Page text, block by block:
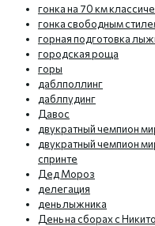
гонка на 70 км
гонка свободным
горная подготовка
городская роща
горы
даблполлинг
даблпудинг
Давос
двукратный чемпион
двукратный чемпион
спринте
Дед Мороз
делегация
день лыжника
День на сборах с